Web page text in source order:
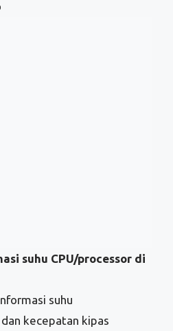
suhu CPU/processor di
suhu
kecepatan kipas